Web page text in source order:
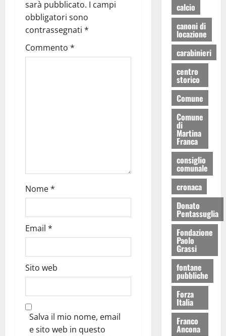
sarà pubblicato. I campi
obbligatori sono
contrassegnati *
Commento *
Nome*
Email *
Sito web
Salva il mio nome, email
e sito web in questo
calcio
canoni di
locazione
carabinieri
centro
storico
Comune
Comune
di
Martina
Franca
consiglio
comunale
cronaca
Donato
Pentassuglia
Fondazione
Paolo
Grassi
fontane
pubbliche
Forza
Italia
Franco
Ancona